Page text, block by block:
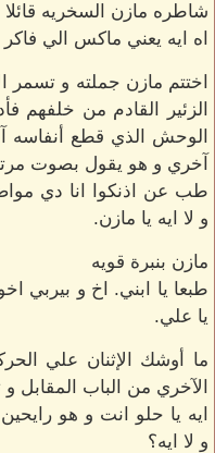
شاطره مازن السخريه قائلا
اه ايه يعني ماكس الي فاكر
اختتم مازن جملته و تسمر
الزئير القادم من خلفهم
الوحش الذي قطع أنفاسه
آخري و هو يقول بصوت
طب عن اذنكوا انا دي
و لا ايه يا مازن.
مازن بنبرة قويه
طبعا يا ابني. اخ و بيربي
يا علي.
ما أوشك الإثنان علي
الآخري من الباب المقابل
ايه يا حلو انت و هو
و لا ايه؟